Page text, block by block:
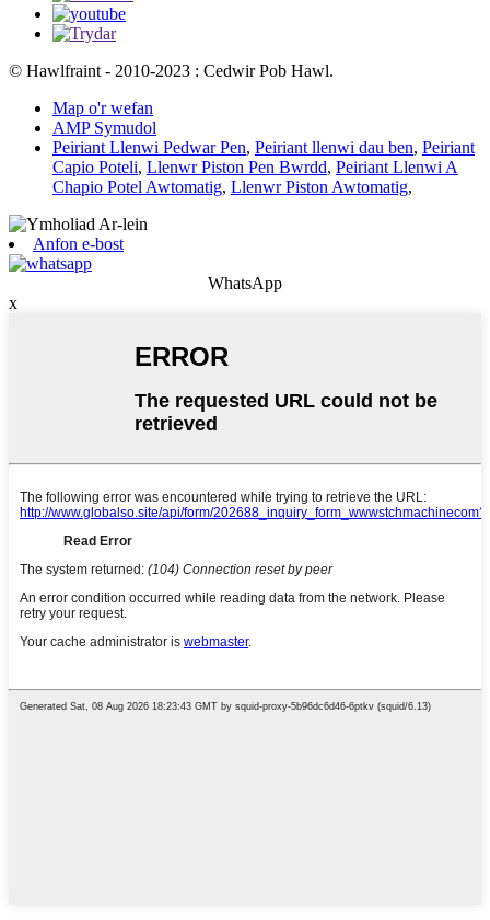
© Hawlfraint - 2010-2023 : Cedwir Pob Hawl.
Map o'r wefan
AMP Symudol
Peiriant Llenwi Pedwar Pen, Peiriant llenwi dau ben, Peiriant
Capio Poteli, Llenwr Piston Pen Bwrdd, Peiriant Llenwi A
Chapio Potel Awtomatig, Llenwr Piston Awtomatig,
Anfon e-bost
WhatsApp
x